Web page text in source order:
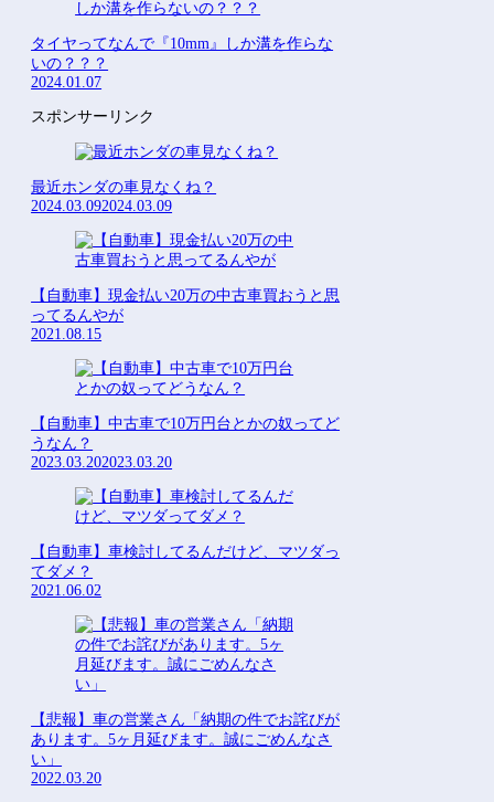
タイヤってなんで『10mm』しか溝を作らな
いの？？？
2024.01.07
スポンサーリンク
最近ホンダの車見なくね？
2024.03.092024.03.09
【自動車】現金払い20万の中古車買おうと思
ってるんやが
2021.08.15
【自動車】中古車で10万円台とかの奴ってど
うなん？
2023.03.202023.03.20
【自動車】車検討してるんだけど、マツダっ
てダメ？
2021.06.02
【悲報】車の営業さん「納期の件でお詫びが
あります。5ヶ月延びます。誠にごめんなさ
い」
2022.03.20